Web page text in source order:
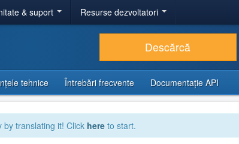
& suport Resurse dezvoltatori
Descărcă
tehnice Întrebări frecvente Documentaţie API
translating it! Click here to start.